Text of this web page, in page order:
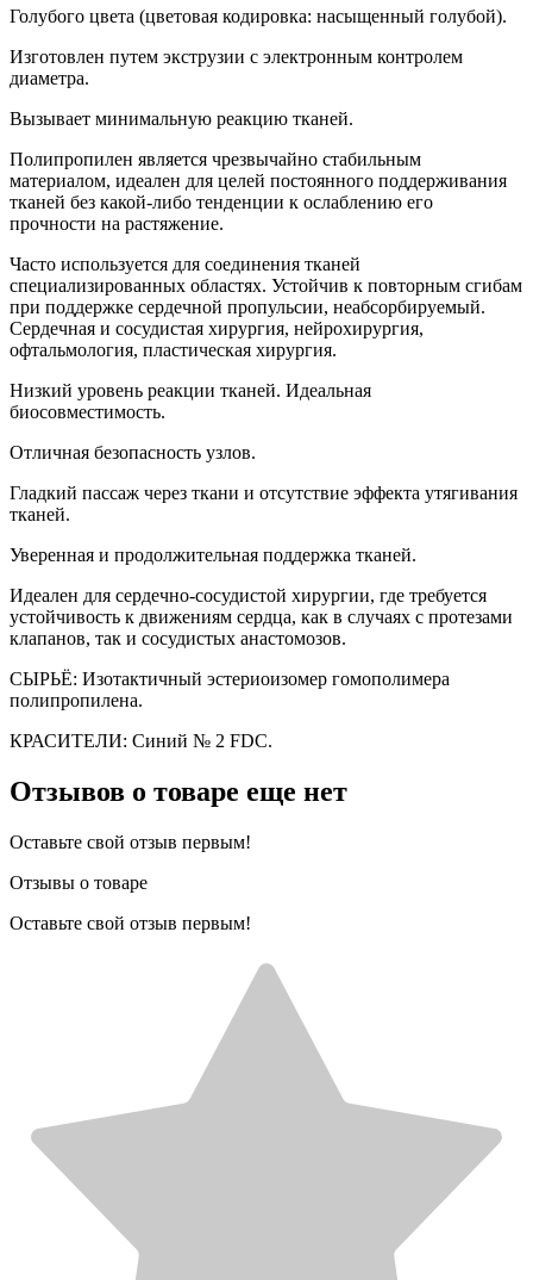
Голубого цвета (цветовая кодировка: насыщенный голубой).
Изготовлен путем экструзии с электронным контролем
диаметра.
Вызывает минимальную реакцию тканей.
Полипропилен является чрезвычайно стабильным
материалом, идеален для целей постоянного поддерживания
тканей без какой-либо тенденции к ослаблению его
прочности на растяжение.
Часто используется для соединения тканей
специализированных областях. Устойчив к повторным сгибам
при поддержке сердечной пропульсии, неабсорбируемый.
Сердечная и сосудистая хирургия, нейрохирургия,
офтальмология, пластическая хирургия.
Низкий уровень реакции тканей. Идеальная
биосовместимость.
Отличная безопасность узлов.
Гладкий пассаж через ткани и отсутствие эффекта утягивания
тканей.
Уверенная и продолжительная поддержка тканей.
Идеален для сердечно-сосудистой хирургии, где требуется
устойчивость к движениям сердца, как в случаях с протезами
клапанов, так и сосудистых анастомозов.
СЫРЬЁ: Изотактичный эстериоизомер гомополимера
полипропилена.
КРАСИТЕЛИ: Синий № 2 FDC.
Отзывов о товаре еще нет
Оставьте свой отзыв первым!
Отзывы о товаре
Оставьте свой отзыв первым!